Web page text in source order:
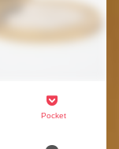
Pocket